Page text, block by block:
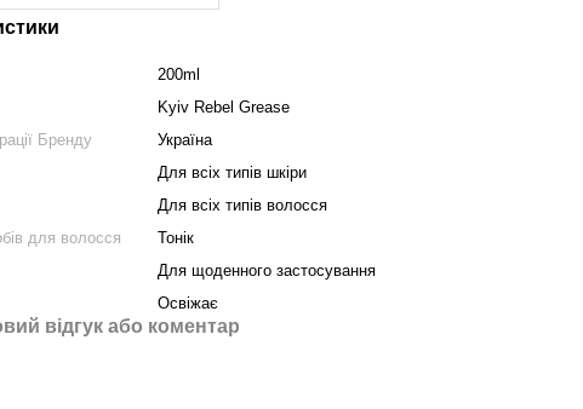
200ml
Kyiv Rebel Grease
Бренду
Україна
Для всіх типів шкіри
Для всіх типів волосся
для волосся
Тонік
Для щоденного застосування
Освіжає
відгук або коментар